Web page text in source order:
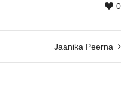
0
Jaanika Peerna